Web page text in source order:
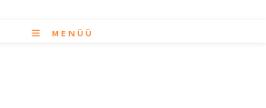
MENÜÜ